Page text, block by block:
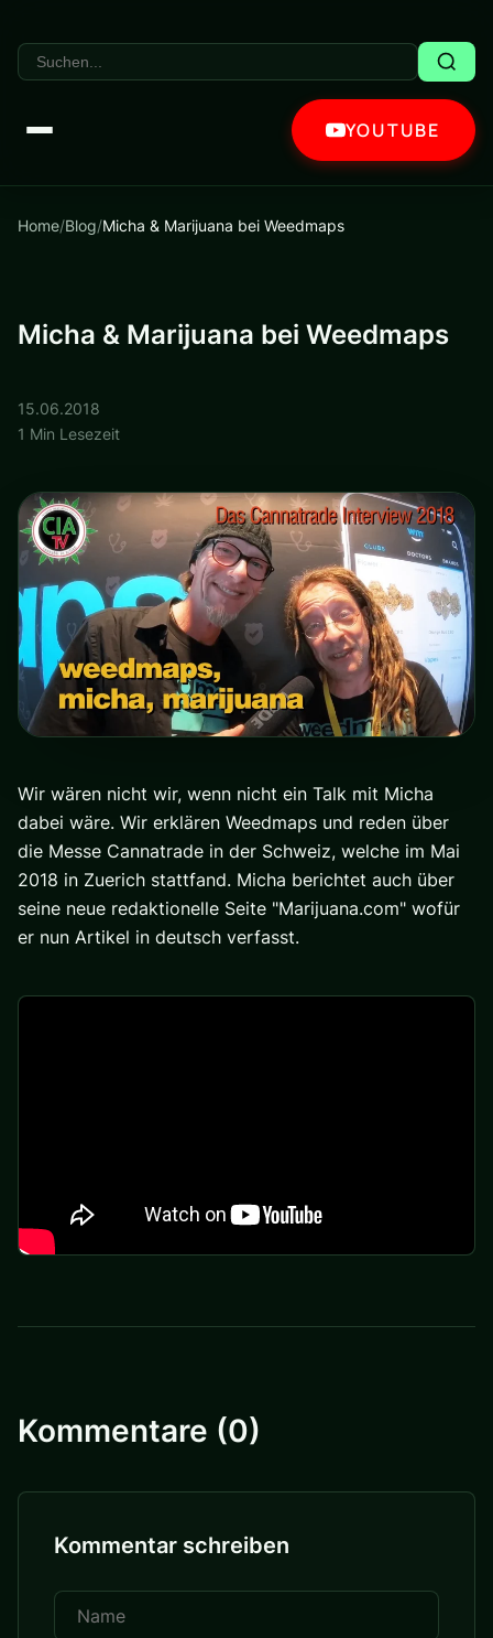
YOUTUBE
Home/Blog/Micha & Marijuana bei Weedmaps
Micha & Marijuana bei Weedmaps
15.06.2018
1 Min Lesezeit
Wir wären nicht wir, wenn nicht ein Talk mit Micha
dabei wäre. Wir erklären Weedmaps und reden über
die Messe Cannatrade in der Schweiz, welche im Mai
2018 in Zuerich stattfand. Micha berichtet auch über
seine neue redaktionelle Seite "Marijuana.com" wofür
er nun Artikel in deutsch verfasst.
Kommentare (0)
Kommentar schreiben